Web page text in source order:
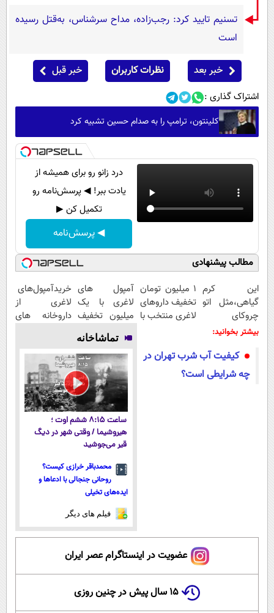
تسنیم تایید کرد: رجب‌زاده، مداح سرشناس، به‌قتل رسیده
است
خبر بعد نظرات کاربران خبر قبل
اشتراک گذاری :
کلینتون، ترامپ را به صدام حسین تشبیه کرد
درد زانو رو برای همیشه از
یادت ببر! ◀ پرسش‌نامه رو
تکمیل کن ▶
◀ پرسش‌نامه
مطالب پیشنهادی
این کرم
گیاهی،مثل اتو
چروکای
پوستتوصاف
۱ میلیون تومان
تخفیف داروهای
لاغری منتخب با
نزدیکت
آمپول های
لاغری با یک
میلیون تخفیف
| ارسال از
داروخانه های
معتبر
خریدآمپول‌های
لاغری از
داروخانه های
پک یخ!
بیشتر بخوانید:
کیفیت آب شرب تهران در
چه شرایطی است؟
تماشاخانه
ساعت ۸:۱۵ ششم اوت ؛
هیروشیما / وقتی شهر در دیگ
قیر می‌جوشید
محمدباقر خرازی کیست؟
روحانی جنجالی با ادعاها و
ایده‌های تخیلی
فیلم های دیگر
عضویت در اینستاگرام عصر ایران
۱۵ سال پیش در چنین روزی